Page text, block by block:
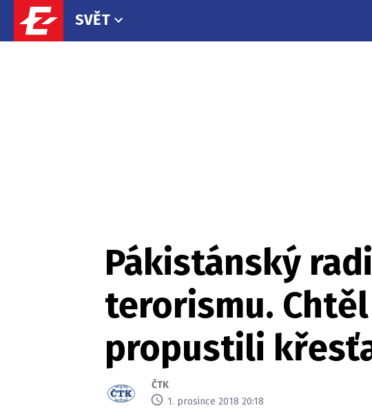
SVĚT
Pákistánský
terorismu.
propustili
ČTK
1. prosince 2018 20:18